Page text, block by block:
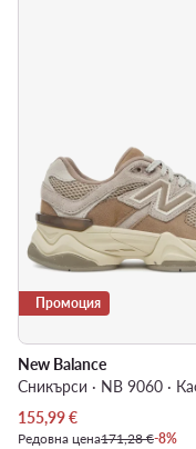
Промоция
New Balance
Сникърси · NB 9060 ·
Актуална цена
155,99€
Редовна цена171,28 €-8%